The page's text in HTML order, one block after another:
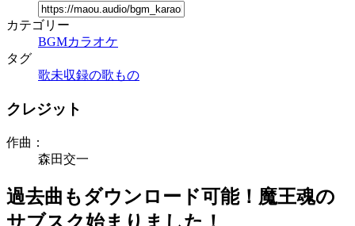
カテゴリー
BGMカラオケ
タグ
歌未収録の歌もの
クレジット
作曲：
森田交一
過去曲もダウンロード可能！魔王魂の
サブスク始まりました！